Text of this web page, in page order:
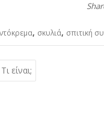
, σκυλιά, σπιτική
είναι;